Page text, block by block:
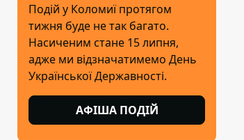
Подій у Коломиї протягом
тижня буде не так багато.
Насиченим стане 15 липня,
адже ми відзначатимемо День
Української Державності.
АФІША ПОДІЙ